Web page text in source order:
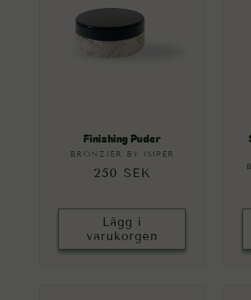
Finishing Puder
Säljare:
BRONZIÉR BY IMPER
Ordinarie
250 SEK
Lägg i
varukorgen